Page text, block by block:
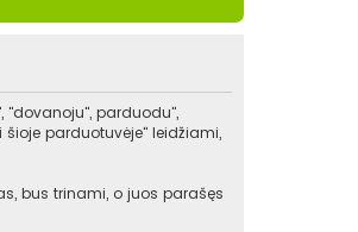
"dovanoju", parduodu",
parduotuvėje" leidžiami,
bus trinami, o juos parašęs